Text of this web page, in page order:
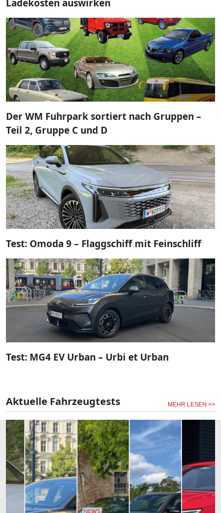
Ladekosten auswirken
Der WM Fuhrpark sortiert nach Gruppen –
Teil 2, Gruppe C und D
Test: Omoda 9 – Flaggschiff mit Feinschliff
Test: MG4 EV Urban – Urbi et Urban
Aktuelle Fahrzeugtests MEHR LESEN >>